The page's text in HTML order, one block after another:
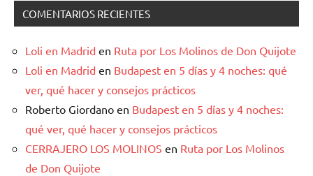
COMENTARIOS RECIENTES
Loli en Madrid en Ruta por Los Molinos de Don Quijote
Loli en Madrid en Budapest en 5 días y 4 noches: qué
ver, qué hacer y consejos prácticos
Roberto Giordano en Budapest en 5 días y 4 noches:
qué ver, qué hacer y consejos prácticos
CERRAJERO LOS MOLINOS en Ruta por Los Molinos
de Don Quijote